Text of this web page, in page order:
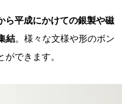
ら平成にかけての銀製や磁
結。様々な文様や形のボン
できます。